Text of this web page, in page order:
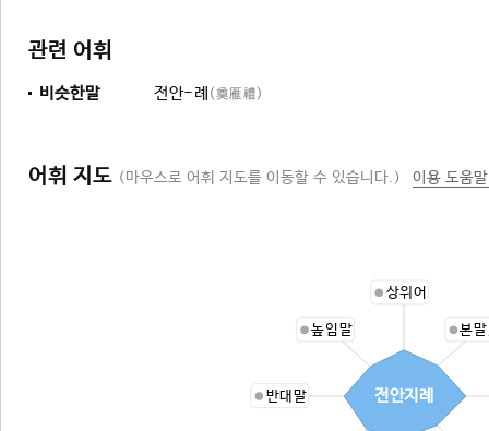
관련 어휘
비슷한말 전안-례 (奠雁禮)
어휘 지도 (마우스로 어휘 지도를 이동할 수 있습니다.) 이용 도움
상위어
본
반대말
높임말
전안지례